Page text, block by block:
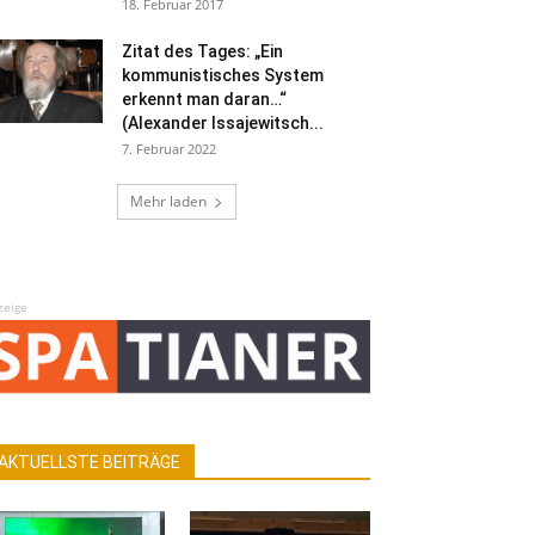
18. Februar 2017
Zitat des Tages: „Ein
kommunistisches System
erkennt man daran…“
(Alexander Issajewitsch...
7. Februar 2022
Mehr laden
BEITRÄGE